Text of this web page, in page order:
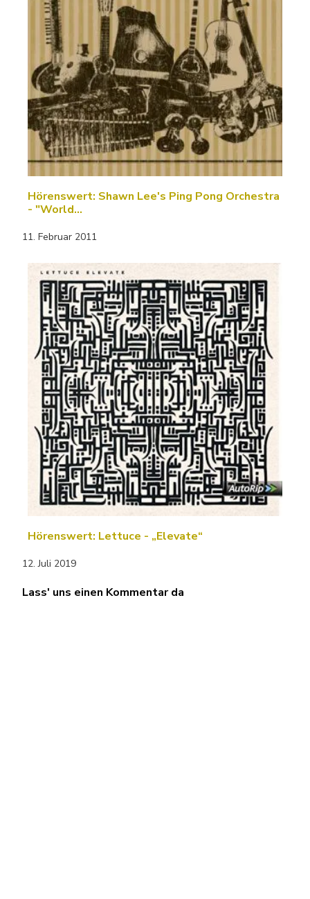
Hörenswert: Shawn Lee's Ping Pong Orchestra
- "World…
11. Februar 2011
Hörenswert: Lettuce - „Elevate“
12. Juli 2019
Lass' uns einen Kommentar da